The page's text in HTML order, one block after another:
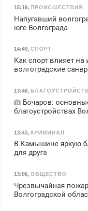
15:19, ПРОИСШЕСТВИЯ
Напугавший
юге Волгограда
14:49, СПОРТ
Как спорт влияет на
волгоградские
13:46,
Бочаров:
благоустройствах
13:43, КРИМИНАЛ
В Камышине яркую
для друга
13:06, ОБЩЕСТВО
Чрезвычайная
Волгоградской